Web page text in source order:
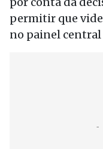
permitir que
no painel central